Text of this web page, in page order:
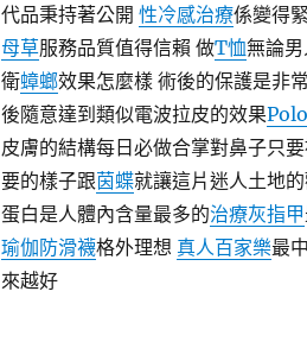
代品秉持著公開 性冷感治療係變得
母草服務品質值得信賴 做T恤無論
衛蟑螂效果怎麼樣 術後的保護是非
後隨意達到類似電波拉皮的效果
皮膚的結構每日必做合掌對鼻子只
要的樣子跟茵蝶就讓這片迷人土地
蛋白是人體內含量最多的治療灰指甲
瑜伽防滑襪格外理想 真人百家樂最
來越好